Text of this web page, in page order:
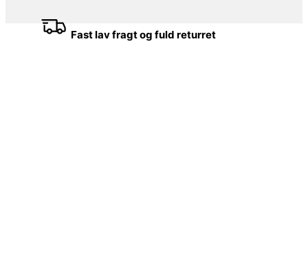
Fast lav fragt og fuld returret